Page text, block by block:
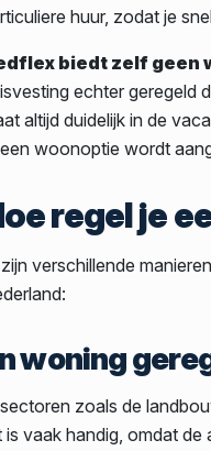
huur, zodat je
biedt zelf geen
echter geregeld
altijd duidelijk in de
woonoptie wordt
regel je
verschillende
woning
zoals de
is vaak handig, omdat